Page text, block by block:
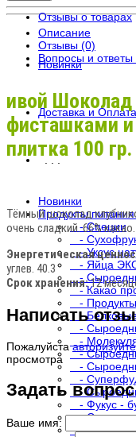
Отзывы о товарах
Новинки
Доставка и Оплата
. . .
Новинки
Продукты
- Специи
-
- Уксус
- Яйца
-
- Какао
-
- Белковые
-
-
-
-
-
-
- Фукус -
-
- Чаи
Описание
Отзывы (0)
Вопросы и ответы
ивой
фисташками
плитка 100 гр.
Тёмный шоколад
очень сладкий. 66% какао.
Энергетическая
углев. 40.3
Срок хранения:12
Написать
Пожалуйста
просмотра
Задать вопрос
Ваше имя: